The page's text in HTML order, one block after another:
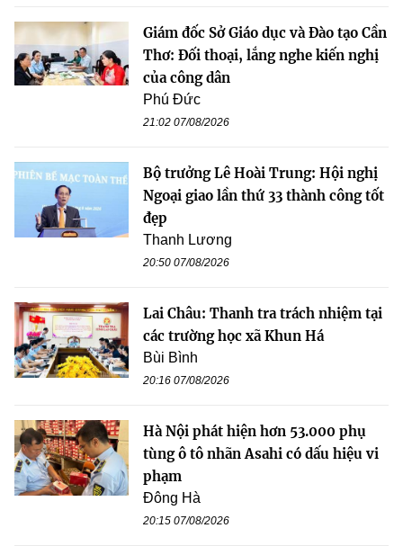
Giám đốc Sở Giáo dục và Đào tạo Cần
Thơ: Đối thoại, lắng nghe kiến nghị
của công dân
Phú Đức
21:02 07/08/2026
Bộ trưởng Lê Hoài Trung: Hội nghị
Ngoại giao lần thứ 33 thành công tốt
đẹp
Thanh Lương
20:50 07/08/2026
Lai Châu: Thanh tra trách nhiệm tại
các trường học xã Khun Há
Bùi Bình
20:16 07/08/2026
Hà Nội phát hiện hơn 53.000 phụ
tùng ô tô nhãn Asahi có dấu hiệu vi
phạm
Đông Hà
20:15 07/08/2026